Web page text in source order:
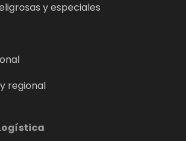
y especiales
regional